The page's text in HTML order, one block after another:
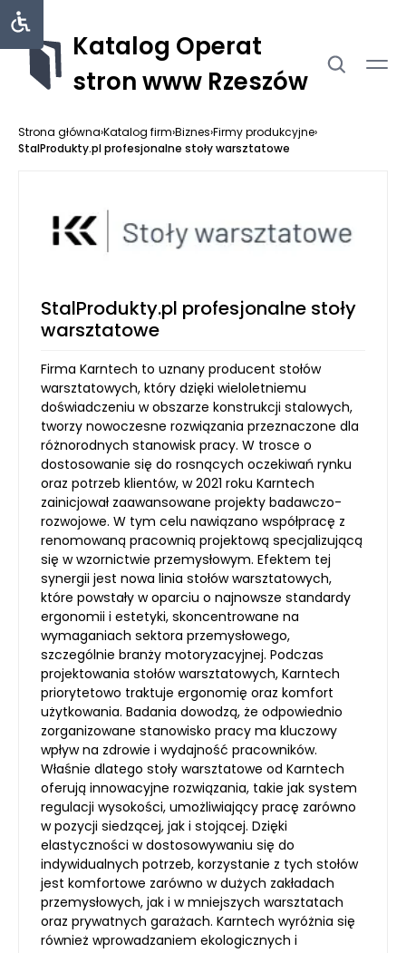
Katalog Operat
stron www Rzeszów
Strona główna›Katalog firm›Biznes›Firmy produkcyjne›
StalProdukty.pl profesjonalne stoły warsztatowe
StalProdukty.pl profesjonalne stoły
warsztatowe
Firma Karntech to uznany producent stołów
warsztatowych, który dzięki wieloletniemu
doświadczeniu w obszarze konstrukcji stalowych,
tworzy nowoczesne rozwiązania przeznaczone dla
różnorodnych stanowisk pracy. W trosce o
dostosowanie się do rosnących oczekiwań rynku
oraz potrzeb klientów, w 2021 roku Karntech
zainicjował zaawansowane projekty badawczo-
rozwojowe. W tym celu nawiązano współpracę z
renomowaną pracownią projektową specjalizującą
się w wzornictwie przemysłowym. Efektem tej
synergii jest nowa linia stołów warsztatowych,
które powstały w oparciu o najnowsze standardy
ergonomii i estetyki, skoncentrowane na
wymaganiach sektora przemysłowego,
szczególnie branży motoryzacyjnej. Podczas
projektowania stołów warsztatowych, Karntech
priorytetowo traktuje ergonomię oraz komfort
użytkowania. Badania dowodzą, że odpowiednio
zorganizowane stanowisko pracy ma kluczowy
wpływ na zdrowie i wydajność pracowników.
Właśnie dlatego stoły warsztatowe od Karntech
oferują innowacyjne rozwiązania, takie jak system
regulacji wysokości, umożliwiający pracę zarówno
w pozycji siedzącej, jak i stojącej. Dzięki
elastyczności w dostosowywaniu się do
indywidualnych potrzeb, korzystanie z tych stołów
jest komfortowe zarówno w dużych zakładach
przemysłowych, jak i w mniejszych warsztatach
oraz prywatnych garażach. Karntech wyróżnia się
również wprowadzaniem ekologicznych i